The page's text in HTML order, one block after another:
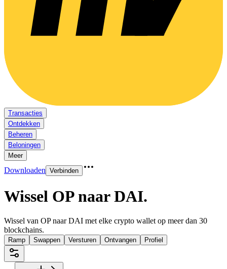
Transacties
Ontdekken
Beheren
Beloningen
Meer
Downloaden Verbinden
Wissel OP naar DAI.
Wissel van OP naar DAI met elke crypto wallet op meer dan 30
blockchains.
Ramp Swappen Versturen Ontvangen Profiel